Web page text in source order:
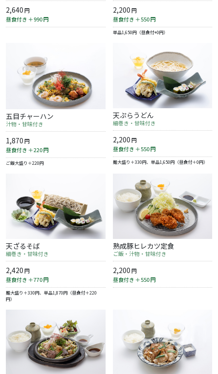
2,640円
昼食付き ＋990円
2,200円
昼食付き ＋550円
単品1,650円（昼食付+0円）
五目チャーハン
汁物・甘味付き
1,870円
昼食付き ＋220円
ご飯大盛り＋220円
天ぷらうどん
細巻き・甘味付き
2,200円
昼食付き ＋550円
麺大盛り＋330円、単品1,650円（昼食付＋0円）
天ざるそば
細巻き・甘味付き
2,420円
昼食付き ＋770円
麺大盛り＋330円、単品1,870円（昼食付＋220
円）
熟成豚ヒレカツ定食
ご飯・汁物・甘味付き
2,200円
昼食付き ＋550円